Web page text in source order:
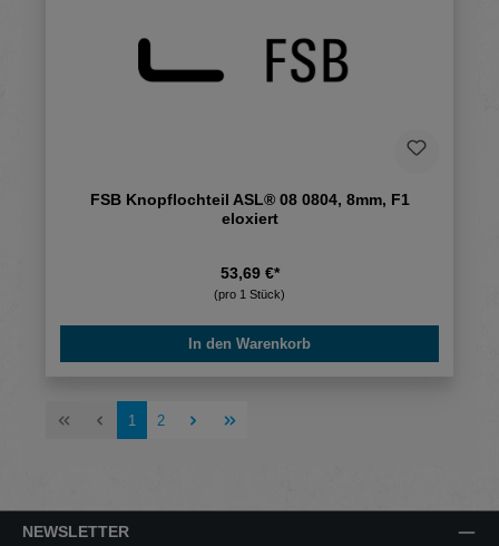
FSB Knopflochteil ASL® 08 0804, 8mm, F1
eloxiert
53,69 €*
(pro 1 Stück)
In den Warenkorb
Seite
1 Seite
2
NEWSLETTER